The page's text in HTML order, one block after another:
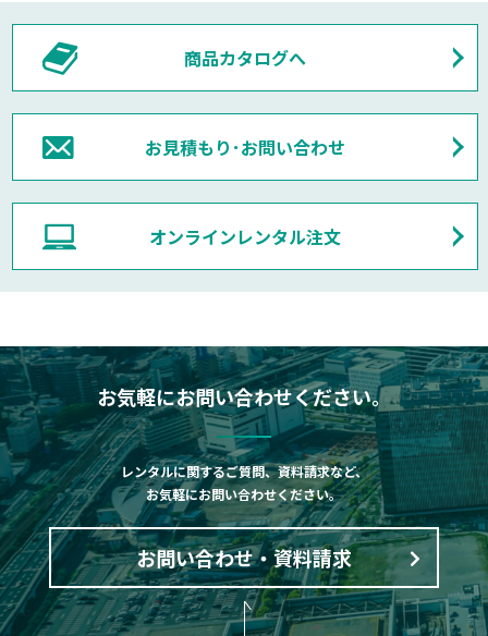
商品カタログへ
お見積もり･お問い合わせ
オンラインレンタル注文
お気軽にお問い合わせください。
レンタルに関するご質問、資料請求など、
お気軽にお問い合わせください。
お問い合わせ・資料請求